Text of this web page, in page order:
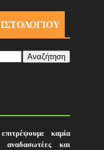
καμία
αναδασωτέες και